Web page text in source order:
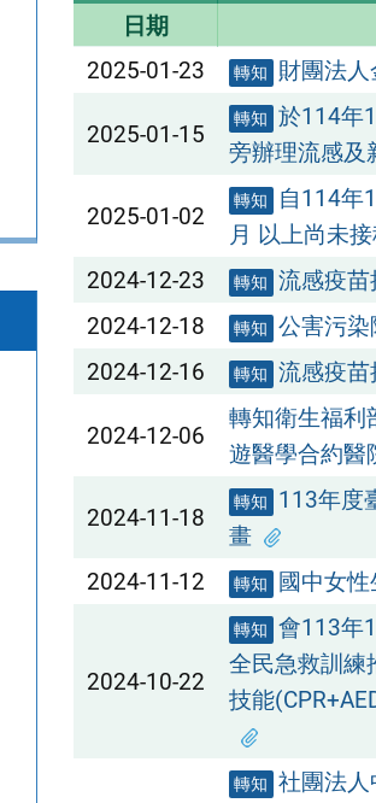
日期
2025-01-23
轉知 財團法
2025-01-15
轉知 於114年
旁辦理流感及
2025-01-02
轉知
自114年
月 以上尚未
2024-12-23 轉知 流感疫
2024-12-18 轉知 公害污染
2024-12-16 轉知 流感疫
2024-12-06
轉知衛生福利
遊醫學合約醫
2024-11-18
轉知
113年度
畫
2024-11-12 轉知 國中女
2024-10-22
轉知 會113年
全民急救訓練
技能
轉知 社團法